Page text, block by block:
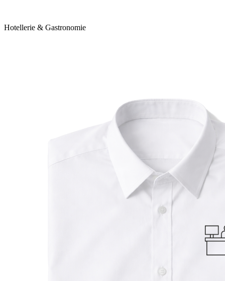
Hotellerie & Gastronomie